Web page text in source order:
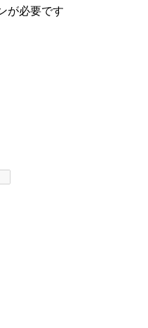
が必要です